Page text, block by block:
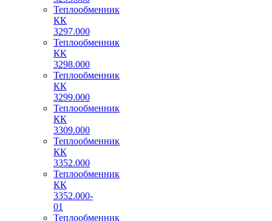
Теплообменник
КК
3297.000
Теплообменник
КК
3298.000
Теплообменник
КК
3299.000
Теплообменник
КК
3309.000
Теплообменник
КК
3352.000
Теплообменник
КК
3352.000-
01
Теплообменник